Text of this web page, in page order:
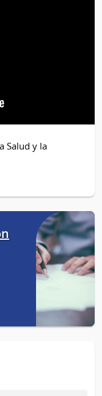
Salud y la